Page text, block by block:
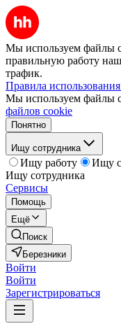
Мы используем файлы
правильную работу
трафик.
Правила
Мы используем файлы
файлов cookie
Понятно
Ищу сотрудника
Ищу работу
Ищу
Ищу сотрудника
Сервисы
Помощь
Ещё
Поиск
Березники
Войти
Войти
Зарегистрироваться